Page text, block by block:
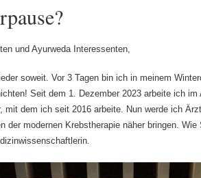
und Ayurweda Interessenten,
soweit. Vor 3 Tagen bin ich in meinem
Seit dem 1. Dezember 2023 arbeite ich
mit dem ich seit 2016 arbeite. Nun werde ich
der modernen Krebstherapie näher bringen.